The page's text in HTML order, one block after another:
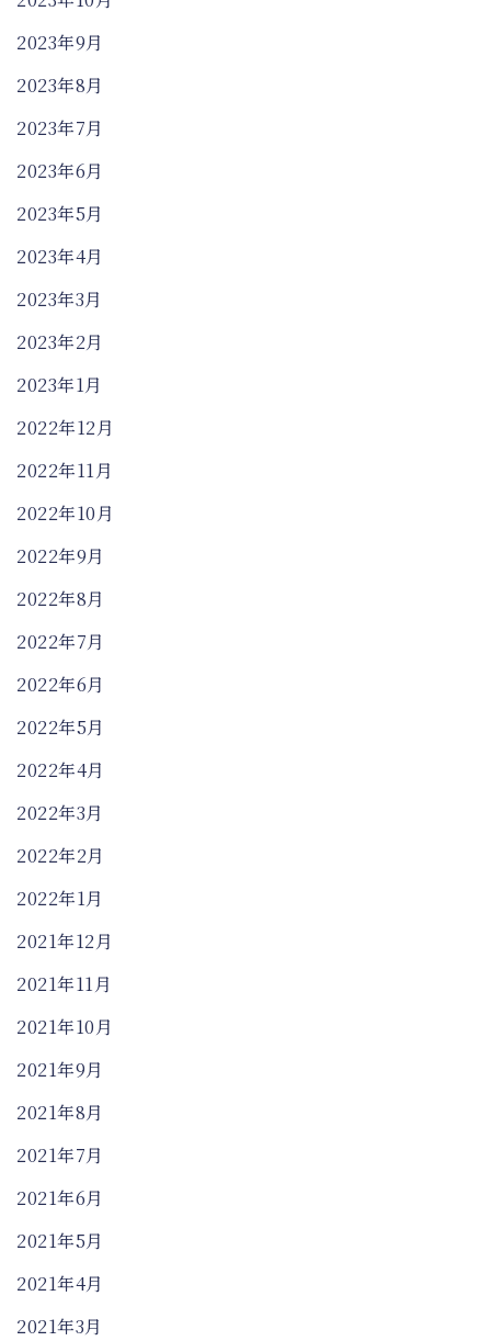
2023年9月
2023年8月
2023年7月
2023年6月
2023年5月
2023年4月
2023年3月
2023年2月
2023年1月
2022年12月
2022年11月
2022年10月
2022年9月
2022年8月
2022年7月
2022年6月
2022年5月
2022年4月
2022年3月
2022年2月
2022年1月
2021年12月
2021年11月
2021年10月
2021年9月
2021年8月
2021年7月
2021年6月
2021年5月
2021年4月
2021年3月